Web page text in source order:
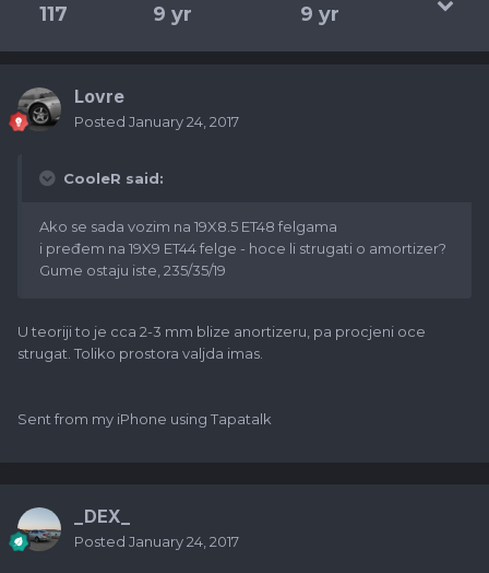
117 9 yr 9 yr
Lovre
Posted January 24, 2017
CooleR said:
Ako se sada vozim na 19X8.5 ET48 felgama
i pređem na 19X9 ET44 felge - hoce li strugati o amortizer?
Gume ostaju iste, 235/35/19
U teoriji to je cca 2-3 mm blize anortizeru, pa procjeni oce
strugat. Toliko prostora valjda imas.
Sent from my iPhone using Tapatalk
_DEX_
Posted January 24, 2017